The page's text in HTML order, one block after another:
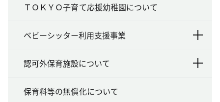
ＴＯＫＹＯ子育て応援幼稚園について
ベビーシッター利用支援事業
認可外保育施設について
保育料等の無償化について